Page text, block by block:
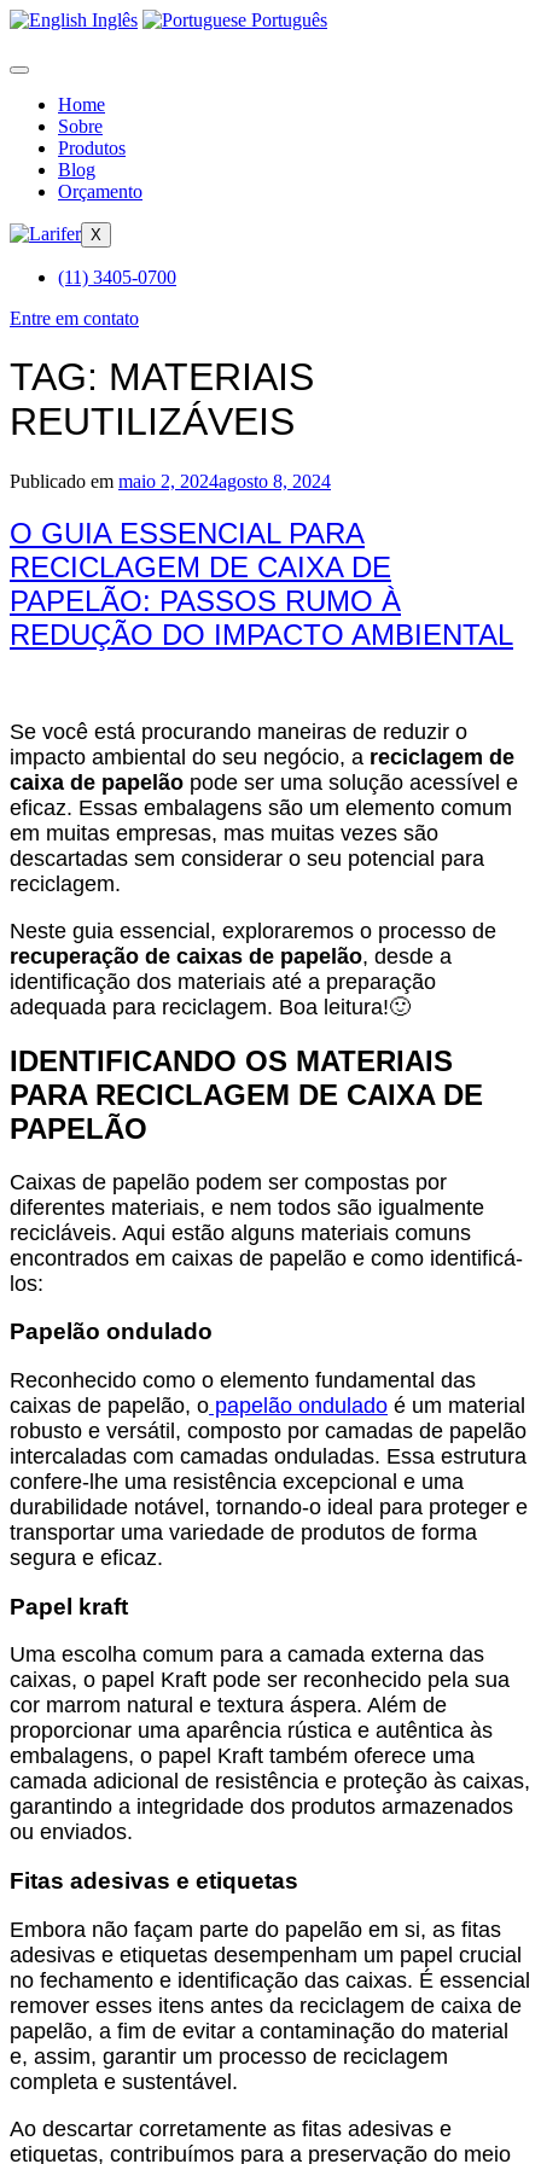
Inglês Português
Home
Sobre
Produtos
Blog
Orçamento
X
(11) 3405-0700
Entre em contato
TAG: MATERIAIS
REUTILIZÁVEIS
Publicado em maio 2, 2024agosto 8, 2024
O GUIA ESSENCIAL PARA
RECICLAGEM DE CAIXA DE
PAPELÃO: PASSOS RUMO À
REDUÇÃO DO IMPACTO AMBIENTAL
Se você está procurando maneiras de reduzir o
impacto ambiental do seu negócio, a reciclagem de
caixa de papelão pode ser uma solução acessível e
eficaz. Essas embalagens são um elemento comum
em muitas empresas, mas muitas vezes são
descartadas sem considerar o seu potencial para
reciclagem.
Neste guia essencial, exploraremos o processo de
recuperação de caixas de papelão, desde a
identificação dos materiais até a preparação
adequada para reciclagem. Boa leitura!🙂
IDENTIFICANDO OS MATERIAIS
PARA RECICLAGEM DE CAIXA DE
PAPELÃO
Caixas de papelão podem ser compostas por
diferentes materiais, e nem todos são igualmente
recicláveis. Aqui estão alguns materiais comuns
encontrados em caixas de papelão e como identificá-
los:
Papelão ondulado
Reconhecido como o elemento fundamental das
caixas de papelão, o papelão ondulado é um material
robusto e versátil, composto por camadas de papelão
intercaladas com camadas onduladas. Essa estrutura
confere-lhe uma resistência excepcional e uma
durabilidade notável, tornando-o ideal para proteger e
transportar uma variedade de produtos de forma
segura e eficaz.
Papel kraft
Uma escolha comum para a camada externa das
caixas, o papel Kraft pode ser reconhecido pela sua
cor marrom natural e textura áspera. Além de
proporcionar uma aparência rústica e autêntica às
embalagens, o papel Kraft também oferece uma
camada adicional de resistência e proteção às caixas,
garantindo a integridade dos produtos armazenados
ou enviados.
Fitas adesivas e etiquetas
Embora não façam parte do papelão em si, as fitas
adesivas e etiquetas desempenham um papel crucial
no fechamento e identificação das caixas. É essencial
remover esses itens antes da reciclagem de caixa de
papelão, a fim de evitar a contaminação do material
e, assim, garantir um processo de reciclagem
completa e sustentável.
Ao descartar corretamente as fitas adesivas e
etiquetas, contribuímos para a preservação do meio